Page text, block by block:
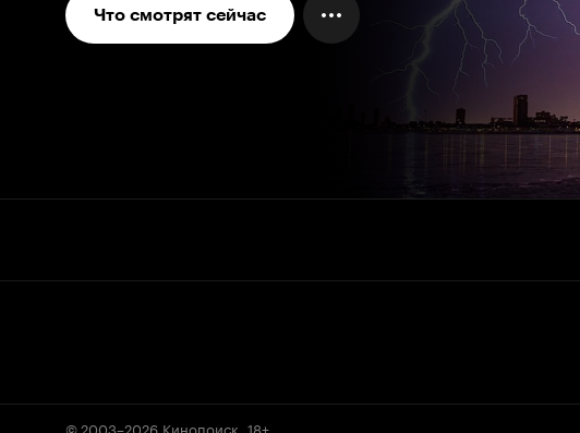
Что смотрят сейчас
© 2003–2026 Кинопоиск 18+